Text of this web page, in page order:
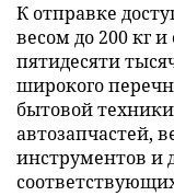
К отправке
весом до 200 кг
пятидесяти
широкого
бытовой
автозапчастей,
инструментов и